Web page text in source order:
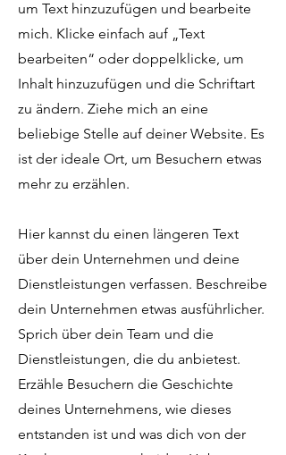
um Text hinzuzufügen und bearbeite
mich. Klicke einfach auf „Text
bearbeiten“ oder doppelklicke, um
Inhalt hinzuzufügen und die Schriftart
zu ändern. Ziehe mich an eine
beliebige Stelle auf deiner Website. Es
ist der ideale Ort, um Besuchern etwas
mehr zu erzählen.
Hier kannst du einen längeren Text
über dein Unternehmen und deine
Dienstleistungen verfassen. Beschreibe
dein Unternehmen etwas ausführlicher.
Sprich über dein Team und die
Dienstleistungen, die du anbietest.
Erzähle Besuchern die Geschichte
deines Unternehmens, wie dieses
entstanden ist und was dich von der